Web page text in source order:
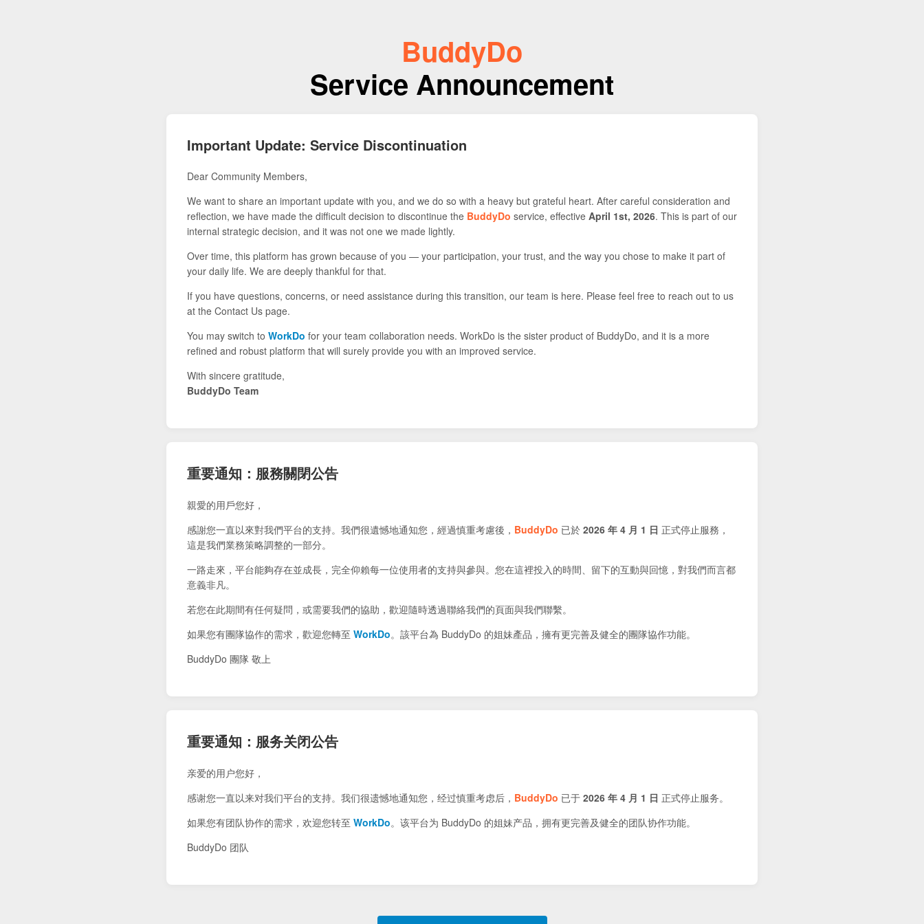
BuddyDo
Service Announcement
Important Update: Service Discontinuation
Dear Community Members,
We want to share an important update with you, and we do so with a heavy but grateful heart. After careful consideration and
reflection, we have made the difficult decision to discontinue the BuddyDo service, effective April 1st, 2026. This is part of our
internal strategic decision, and it was not one we made lightly.
Over time, this platform has grown because of you — your participation, your trust, and the way you chose to make it part of
your daily life. We are deeply thankful for that.
If you have questions, concerns, or need assistance during this transition, our team is here. Please feel free to reach out to us
at the Contact Us page.
You may switch to WorkDo for your team collaboration needs. WorkDo is the sister product of BuddyDo, and it is a more
refined and robust platform that will surely provide you with an improved service.
With sincere gratitude,
BuddyDo Team
重要通知：服務關閉公告
親愛的用戶您好，
感謝您一直以來對我們平台的支持。我們很遺憾地通知您，經過慎重考慮後， BuddyDo 已於 2026 年 4 月 1 日 正式停止服務，
這是我們業務策略調整的一部分。
一路走來，平台能夠存在並成長，完全仰賴每一位使用者的支持與參與。您在這裡投入的時間、留下的互動與回憶，對我們而言都
意義非凡。
若您在此期間有任何疑問，或需要我們的協助，歡迎隨時透過聯絡我們的頁面與我們聯繫。
如果您有團隊協作的需求，歡迎您轉至 WorkDo。該平台為 BuddyDo 的姐妹產品，擁有更完善及健全的團隊協作功能。
BuddyDo 團隊 敬上
重要通知：服务关闭公告
亲爱的用户您好，
感谢您一直以来对我们平台的支持。我们很遗憾地通知您，经过慎重考虑后， BuddyDo 已于 2026 年 4 月 1 日 正式停止服务。
如果您有团队协作的需求，欢迎您转至 WorkDo。该平台为 BuddyDo 的姐妹产品，拥有更完善及健全的团队协作功能。
BuddyDo 团队